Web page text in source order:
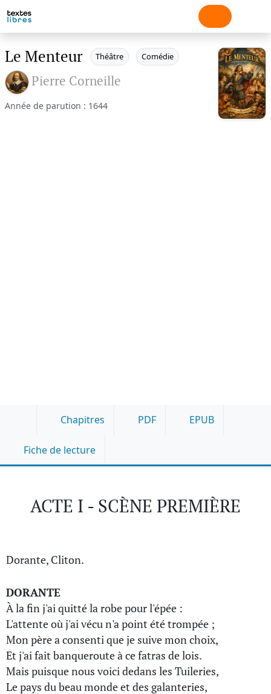
Le Menteur Théâtre Comédie
Pierre Corneille
Année de parution : 1644
Chapitres PDF EPUB
Fiche de lecture
ACTE I - SCÈNE PREMIÈRE
Dorante, Cliton.
DORANTE
À la fin j'ai quitté la robe pour l'épée :
L'attente où j'ai vécu n'a point été trompée ;
Mon père a consenti que je suive mon choix,
Et j'ai fait banqueroute à ce fatras de lois.
Mais puisque nous voici dedans les Tuileries,
Le pays du beau monde et des galanteries,